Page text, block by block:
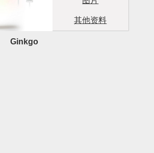
其他资料
Ginkgo